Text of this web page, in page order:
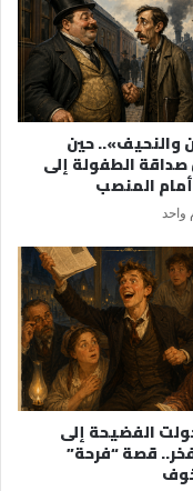
والنحيف».. حين
الطفولة إلى
المنصب
واحد
الفضيحة إلى
قصة “فرحة”